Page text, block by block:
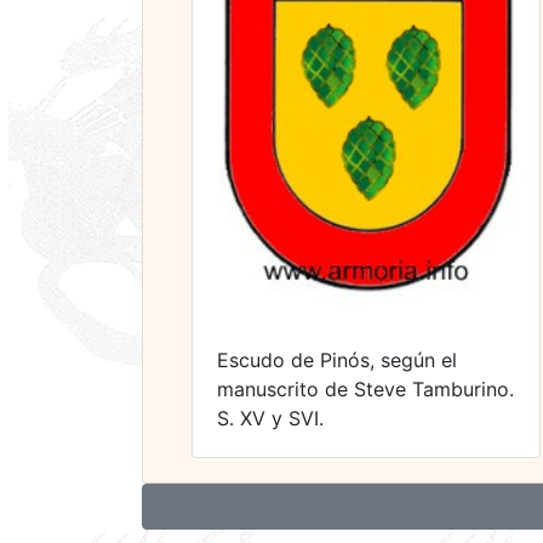
Escudo de Pinós, según el
manuscrito de Steve Tamburino.
S. XV y SVI.